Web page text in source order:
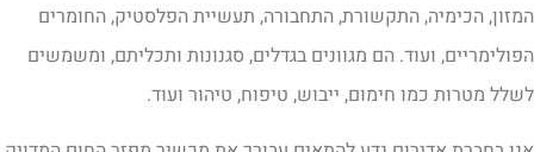
הכימיה, התקשורת, התחבורה, תעשיית הפלסטיק, החומרים
ועוד. הם מגוונים בגדלים, סגנונות ותכליתם, ומשמשים
מטרות כמו חימום, ייבוש, טיפוח, טיהור ועוד.